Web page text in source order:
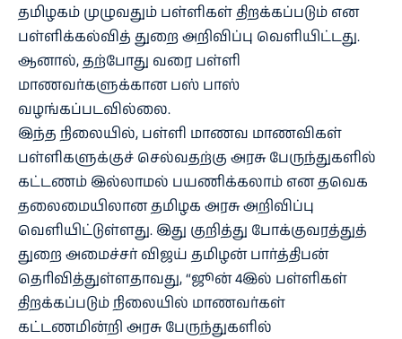
தமிழகம் முழுவதும் பள்ளிகள் திறக்கப்படும் என
பள்ளிக்கல்வித் துறை அறிவிப்பு வெளியிட்டது.
ஆனால், தற்போது வரை பள்ளி
மாணவர்களுக்கான பஸ் பாஸ்
வழங்கப்படவில்லை.
இந்த நிலையில், பள்ளி மாணவ மாணவிகள்
பள்ளிகளுக்குச் செல்வதற்கு அரசு பேருந்துகளில்
கட்டணம் இல்லாமல் பயணிக்கலாம் என தவெக
தலைமையிலான தமிழக அரசு அறிவிப்பு
வெளியிட்டுள்ளது. இது குறித்து போக்குவரத்துத்
துறை அமைச்சர் விஜய் தமிழன் பார்த்திபன்
தெரிவித்துள்ளதாவது, “ஜூன் 4இல் பள்ளிகள்
திறக்கப்படும் நிலையில் மாணவர்கள்
கட்டணமின்றி அரசு பேருந்துகளில்